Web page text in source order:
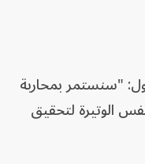
"سنستمر بمحاربة
الوتيرة لتحقيق